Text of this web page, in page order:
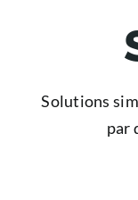
Solutions
par